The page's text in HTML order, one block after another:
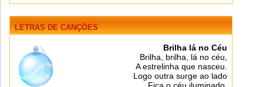
LETRAS DE CANÇÕES
Brilha lá no Céu
Brilha, brilha, lá no céu,
A estrelinha que nasceu.
Logo outra surge ao lado